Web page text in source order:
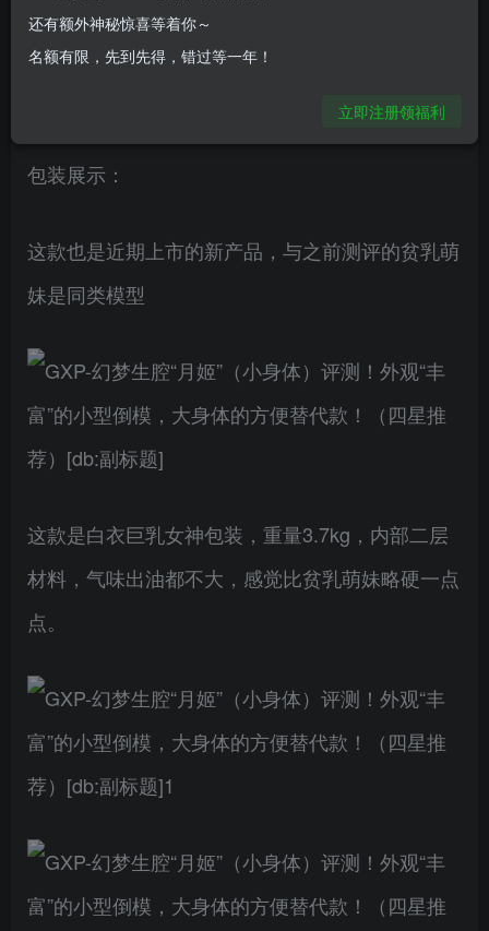
体倒模。
包装展示：
这款也是近期上市的新产品，与之前测评的贫乳萌
妹是同类模型
这款是白衣巨乳女神包装，重量3.7kg，内部二层
材料，气味出油都不大，感觉比贫乳萌妹略硬一点
点。
还有额外神秘惊喜等着你～
名额有限，先到先得，错过等一年！
立即注册领福利